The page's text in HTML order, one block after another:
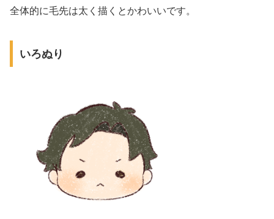
全体的に毛先は太く描くとかわいいです。
いろぬり